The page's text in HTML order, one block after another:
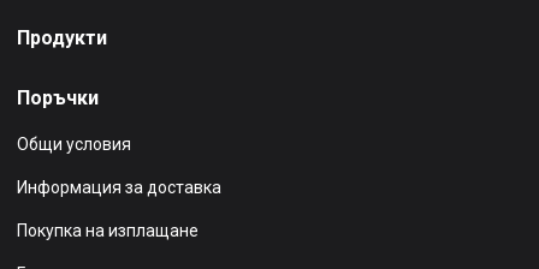
Продукти
Поръчки
Общи условия
Информация за доставка
Покупка на изплащане